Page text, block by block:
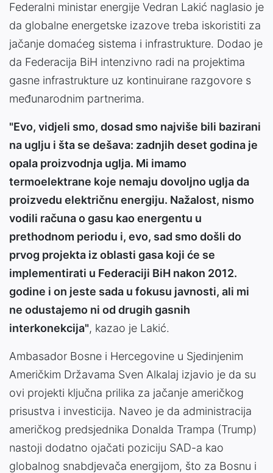
Federalni ministar energije Vedran Lakić naglasio je
da globalne energetske izazove treba iskoristiti za
jačanje domaćeg sistema i infrastrukture. Dodao je
da Federacija BiH intenzivno radi na projektima
gasne infrastrukture uz kontinuirane razgovore s
međunarodnim partnerima.
"Evo, vidjeli smo, dosad smo najviše bili bazirani
na uglju i šta se dešava: zadnjih deset godina je
opala proizvodnja uglja. Mi imamo
termoelektrane koje nemaju dovoljno uglja da
proizvedu električnu energiju. Nažalost, nismo
vodili računa o gasu kao energentu u
prethodnom periodu i, evo, sad smo došli do
prvog projekta iz oblasti gasa koji će se
implementirati u Federaciji BiH nakon 2012.
godine i on jeste sada u fokusu javnosti, ali mi
ne odustajemo ni od drugih gasnih
interkonekcija", kazao je Lakić.
Ambasador Bosne i Hercegovine u Sjedinjenim
Američkim Državama Sven Alkalaj izjavio je da su
ovi projekti ključna prilika za jačanje američkog
prisustva i investicija. Naveo je da administracija
američkog predsjednika Donalda Trampa (Trump)
nastoji dodatno ojačati poziciju SAD-a kao
globalnog snabdjevača energijom, što za Bosnu i